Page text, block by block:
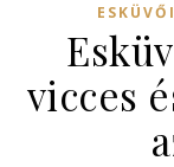
vicces